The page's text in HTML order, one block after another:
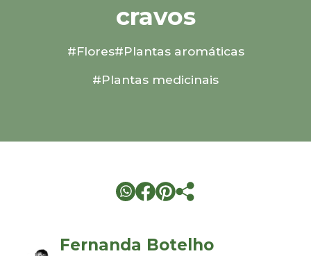
cravos
#Flores#Plantas aromáticas
#Plantas medicinais
Fernanda Botelho